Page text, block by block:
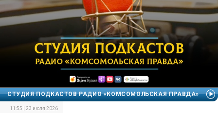
СТУДИЯ ПОДКАСТОВ РАДИО «КОМСОМОЛЬСКАЯ ПРАВДА»
11:55 | 23 июля 2026